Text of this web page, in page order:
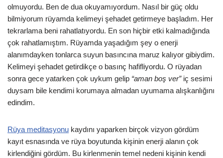
olmuyordu. Ben de dua okuyamıyordum. Nasıl bir güç oldu
bilmiyorum rüyamda kelimeyi şehadet getirmeye başladım. Her
tekrarlama beni rahatlatıyordu. En son hiçbir etki kalmadığında
çok rahatlamıştım. Rüyamda yaşadığım şey o enerji
alanımdayken tonlarca suyun basıncına maruz kalıyor gibiydim.
Kelimeyi şehadet getirdikçe o basınç hafifliyordu. O rüyadan
sonra gece yatarken çok uykum gelip “aman boş ver”iç sesimi
duysam bile kendimi korumaya almadan uyumama alışkanlığını
edindim.
Rüya meditasyonu kaydını yaparken birçok vizyon gördüm
kayıt esnasında ve rüya boyutunda kişinin enerji alanın çok
kirlendiğini gördüm. Bu kirlenmenin temel nedeni kişinin kendi